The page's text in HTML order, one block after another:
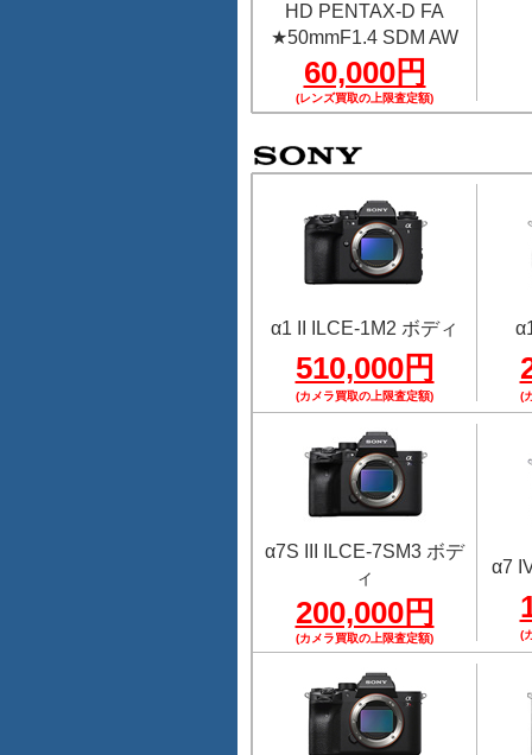
HD PENTAX-D FA
★50mmF1.4 SDM AW
60,000円
(レンズ買取の上限査定額)
α1 II ILCE-1M2 ボディ
510,000円
(カメラ買取の上限査定額) (
α7S III ILCE-7SM3 ボデ
ィ
200,000円
(カメラ買取の上限査定額)
α7
(